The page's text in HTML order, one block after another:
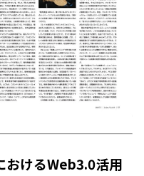
おけるWeb3.0活用